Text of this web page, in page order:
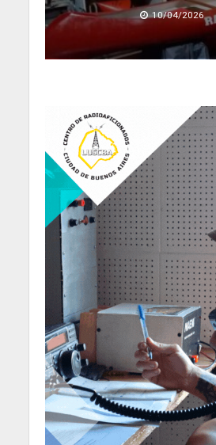
10/04/2026